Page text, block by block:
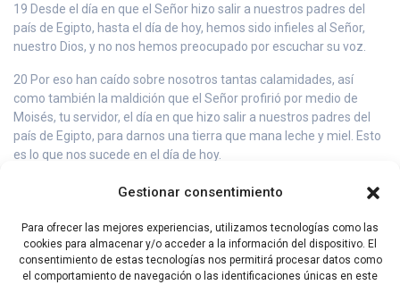
Gestionar consentimiento
Para ofrecer las mejores experiencias, utilizamos tecnologías como las
cookies para almacenar y/o acceder a la información del dispositivo. El
consentimiento de estas tecnologías nos permitirá procesar datos como
el comportamiento de navegación o las identificaciones únicas en este
19 Desde el día en que el Señor hizo salir a nuestros padres del
país de Egipto, hasta el día de hoy, hemos sido infieles al Señor,
nuestro Dios, y no nos hemos preocupado por escuchar su voz.
20 Por eso han caído sobre nosotros tantas calamidades, así
como también la maldición que el Señor profirió por medio de
Moisés, tu servidor, el día en que hizo salir a nuestros padres del
país de Egipto, para darnos una tierra que mana leche y miel. Esto
es lo que nos sucede en el día de hoy.
21 Nosotros no hemos escuchado la voz del Señor, nuestro Dios,
22 Cada uno se dejó llevar por los caprichos de su corazón
perverso, sirviendo a otros dioses y haciendo el mal a los ojos del
Señor, nuestro Dios.